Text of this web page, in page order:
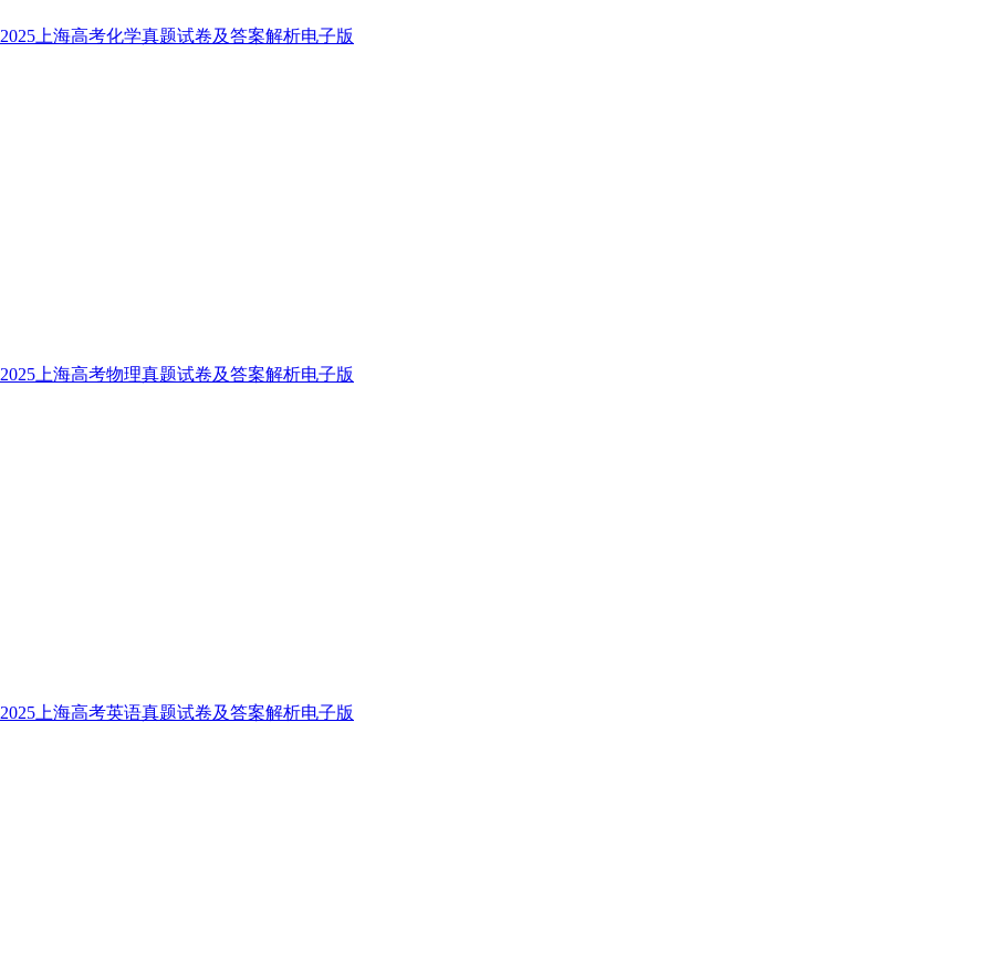
2025上海高考化学真题试卷及答案解析电子版
2025上海高考物理真题试卷及答案解析电子版
2025上海高考英语真题试卷及答案解析电子版